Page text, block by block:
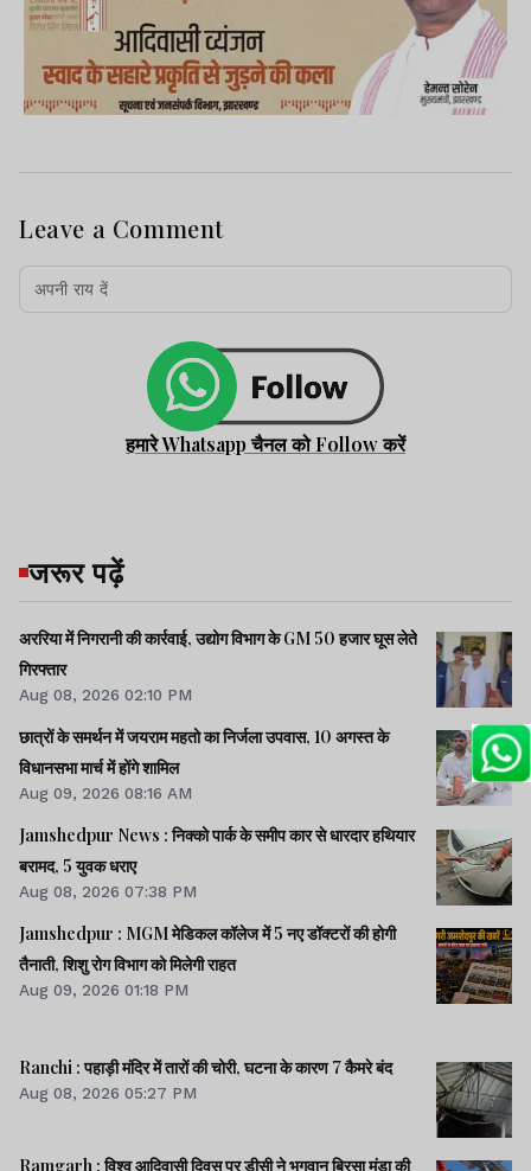
Leave a Comment
हमारे Whatsapp चैनल को Follow करें
जरूर पढ़ें
अररिया में निगरानी की कार्रवाई, उद्योग विभाग के GM 50 हजार घूस लेते
गिरफ्तार
Aug 08, 2026 02:10 PM
छात्रों के समर्थन में जयराम महतो का निर्जला उपवास, 10 अगस्त के
विधानसभा मार्च में होंगे शामिल
Aug 09, 2026 08:16 AM
Jamshedpur News : निक्को पार्क के समीप कार से धारदार हथियार
बरामद, 5 युवक धराए
Aug 08, 2026 07:38 PM
Jamshedpur : MGM मेडिकल कॉलेज में 5 नए डॉक्टरों की होगी
तैनाती, शिशु रोग विभाग को मिलेगी राहत
Aug 09, 2026 01:18 PM
Ranchi : पहाड़ी मंदिर में तारों की चोरी, घटना के कारण 7 कैमरे बंद
Aug 08, 2026 05:27 PM
Ramgarh : विश्व आदिवासी दिवस पर डीसी ने भगवान बिरसा मुंडा की